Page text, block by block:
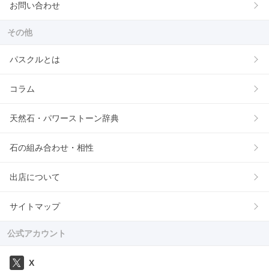
お問い合わせ
その他
パスクルとは
コラム
天然石・パワーストーン辞典
石の組み合わせ・相性
出店について
サイトマップ
公式アカウント
X